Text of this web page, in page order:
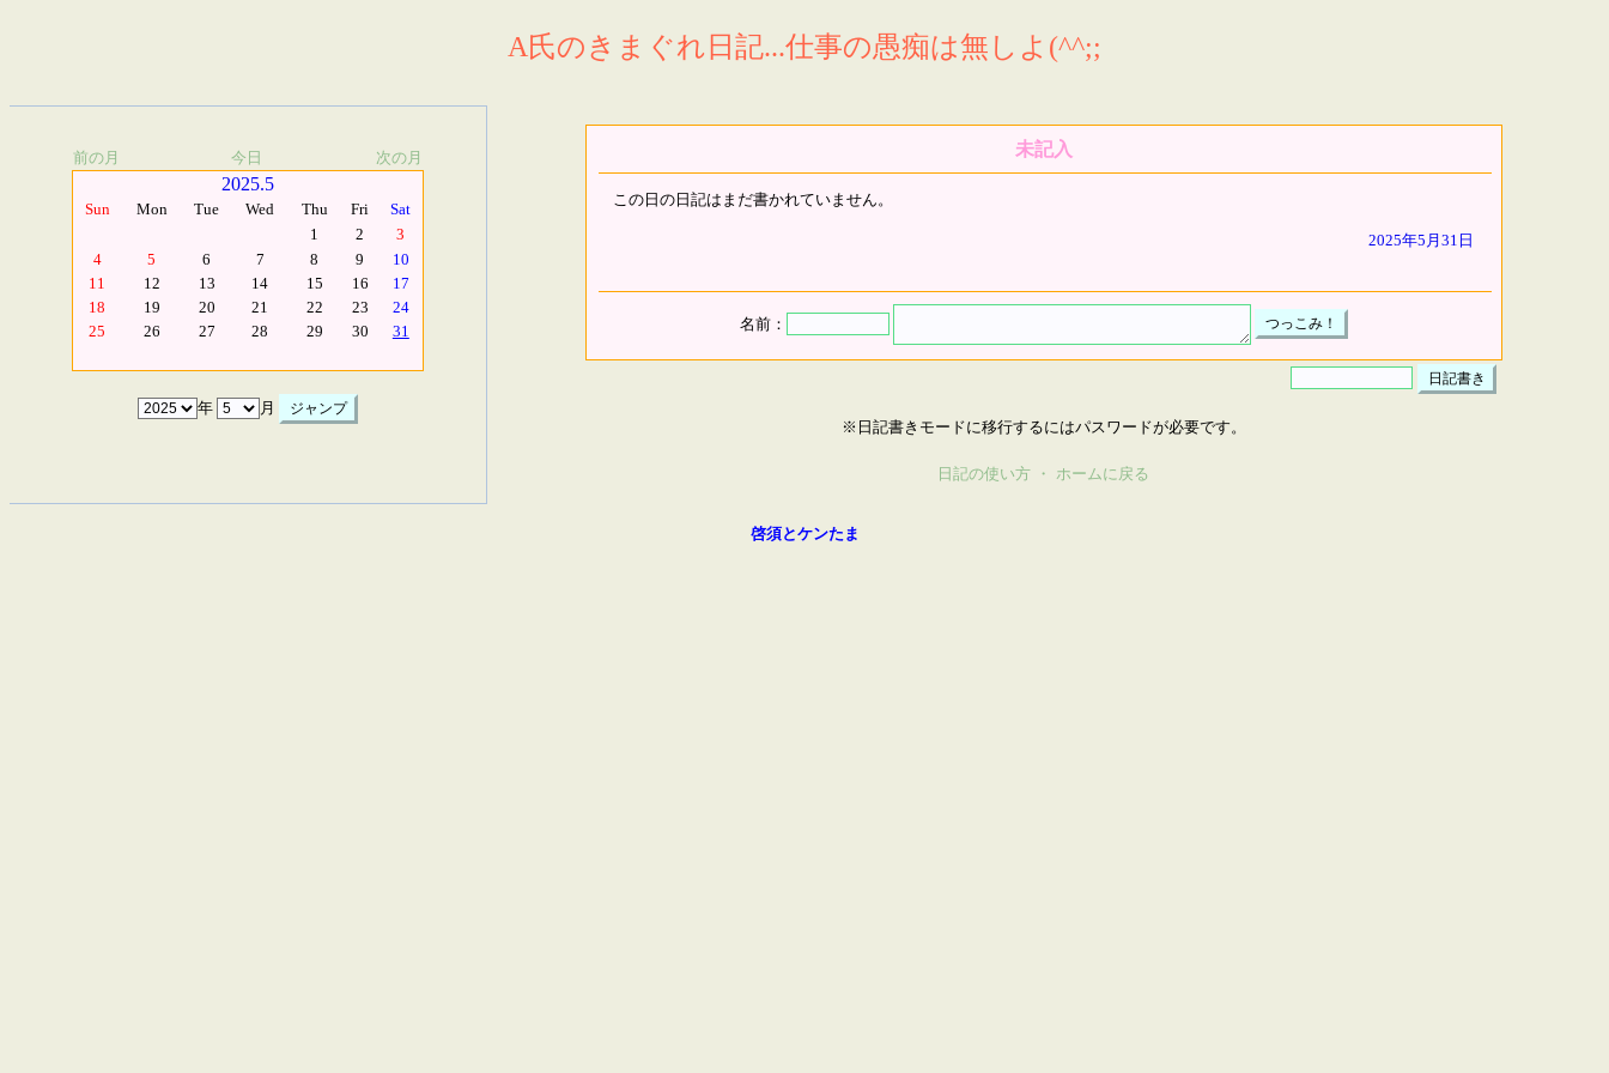
A氏のきまぐれ日記...仕事の愚痴は無しよ(^^;;
前の月 今日 次の月
2025.5
Sun Mon Tue Wed Thu Fri
Sat
1
2
3
4
5 6 7 8 9
10
11
12 13 14 15 16
17
18
19 20 21 22 23
24
25
26 27 28 29 30 31
年 月
未記入
この日の日記はまだ書かれていません。
2025年5月31日
名前：
※日記書きモードに移行するにはパスワードが必要です。
日記の使い方 ・ ホームに戻る
啓須とケンたま